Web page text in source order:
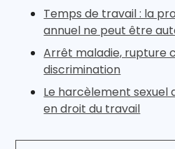
Temps de travail : la
annuel ne peut être
Arrêt maladie, rupture
discrimination
Le harcèlement sexuel
en droit du travail